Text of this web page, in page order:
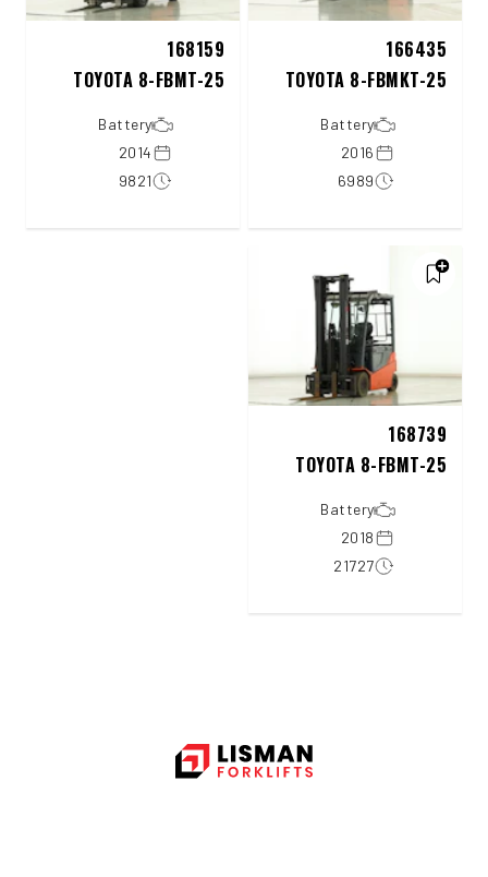
166435
TOYOTA 8-FBMKT-25
Battery
2016
6989
168159
TOYOTA 8-FBMT-25
Battery
2014
9821
168739
TOYOTA 8-FBMT-25
Battery
2018
21727